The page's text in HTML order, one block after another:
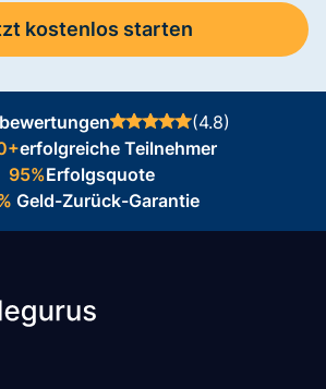
kostenlos starten
(4.8)
erfolgreiche Teilnehmer
95%Erfolgsquote
Geld-Zurück-Garantie